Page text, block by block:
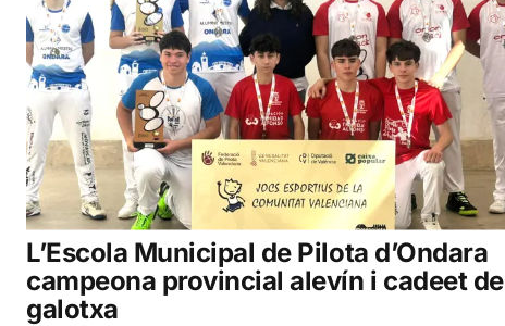
L’Escola Municipal de Pilota d’Ondara
campeona provincial alevín i cadeet de
galotxa